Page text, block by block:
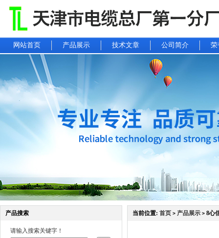
网站首页 产品展示 技术文章 公司简介 荣
产品搜索
请输入搜索关键字！
当前位置: 首页 > 产品展示 > 8心